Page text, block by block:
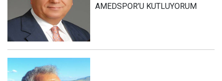
AMEDSPOR’U KUTLUYORUM